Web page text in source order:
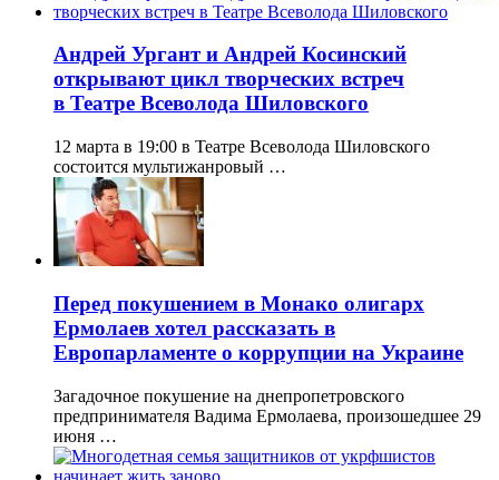
Андрей Ургант и Андрей Косинский
открывают цикл творческих встреч
в Театре Всеволода Шиловского
12 марта в 19:00 в Театре Всеволода Шиловского
состоится мультижанровый …
Перед покушением в Монако олигарх
Ермолаев хотел рассказать в
Европарламенте о коррупции на Украине
Загадочное покушение на днепропетровского
предпринимателя Вадима Ермолаева, произошедшее 29
июня …